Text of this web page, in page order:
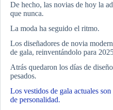
De hecho, las novias de hoy la
que nunca.
La moda ha seguido el ritmo.
Los diseñadores de novia
de gala, reinventándolo para
Atrás quedaron los días de
pesados.
Los vestidos de gala actuales
de personalidad.